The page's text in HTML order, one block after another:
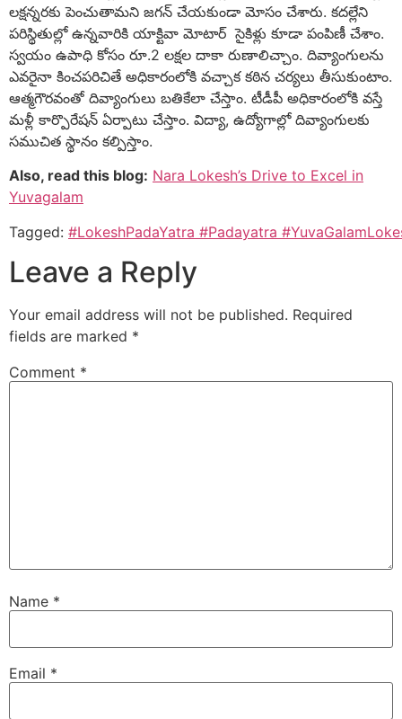
లక్షన్నరకు పెంచుతామని జగన్ చేయకుండా మోసం చేశారు. కదల్లేని
పరిస్థితుల్లో ఉన్నవారికి యాక్టివా మోటార్ సైకిళ్లు కూడా పంపిణీ చేశాం.
స్వయం ఉపాధి కోసం రూ.2 లక్షల దాకా రుణాలిచ్చాం. దివ్యాంగులను
ఎవరైనా కించపరిచితే అధికారంలోకి వచ్చాక కఠిన చర్యలు తీసుకుంటాం.
ఆత్మగౌరవంతో దివ్యాంగులు బతికేలా చేస్తాం. టీడీపీ అధికారంలోకి వస్తే
మళ్లీ కార్పొరేషన్ ఏర్పాటు చేస్తాం. విద్యా, ఉద్యోగాల్లో దివ్యాంగులకు
సముచిత స్థానం కల్పిస్తాం.
Also, read this blog: Nara Lokesh’s Drive to Excel in
Yuvagalam
Tagged: #LokeshPadaYatra #Padayatra
Leave a Reply
Your email address will not be published. Required
fields are marked *
Comment *
Name *
Email *